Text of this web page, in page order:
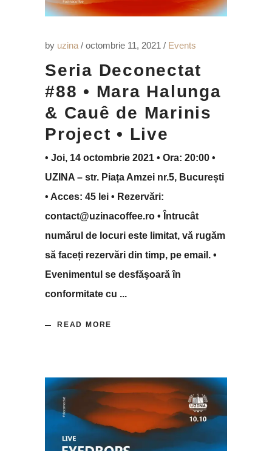
by uzina octombrie 11, 2021 Events
Seria Deconectat
#88 • Mara Halunga
& Cauê de Marinis
Project • Live
• Joi, 14 octombrie 2021 • Ora: 20:00 •
UZINA – str. Piața Amzei nr.5, București
• Acces: 45 lei • Rezervări:
contact@uzinacoffee.ro • Întrucât
numărul de locuri este limitat, vă rugăm
să faceți rezervări din timp, pe email. •
Evenimentul se desfăşoară în
conformitate cu
READ MORE